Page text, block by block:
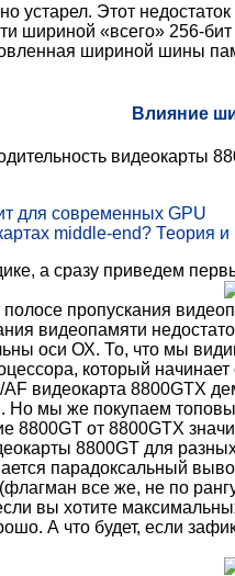
устарел. Этот
шириной «всего» 256-
шириной
Влияние
видеокарты
для современных GPU
middle-end? Теория и
а сразу приведем
пропускания
видеопамяти
оси ОХ. То, что мы
который
видеокарта 8800GTX
мы же покупаем
от 8800GTX
8800GT для
парадоксальный
все же, не по
вы хотите
А что будет, если